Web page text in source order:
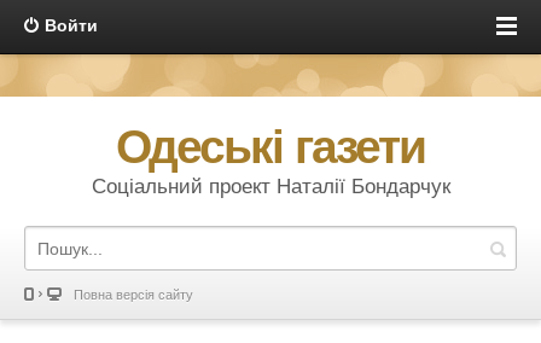
Войти
Одеські газети
Соціальний проект Наталії Бондарчук
Повна версія сайту